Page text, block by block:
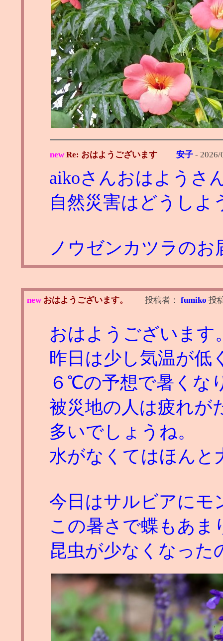
new Re: おはようございます 安子 - 2026/
aikoさんおはようさ
自然災害はどうしよ
ノウゼンカツラの
new おはようございます。 投稿者： fumiko 投
おはようございます
昨日は少し気温が低
６℃の予想で暑く
被災地の人は疲れが
多いでしょうね。
水がなくてはほんと
今日はサルビアにモ
この暑さで蝶もあま
昆虫が少なくなった